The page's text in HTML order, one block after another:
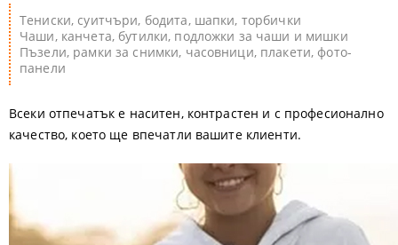
Тениски, суитчъри, бодита, шапки, торбички
Чаши, канчета, бутилки, подложки за чаши и мишки
Пъзели, рамки за снимки, часовници, плакети, фото-
панели
Всеки отпечатък е наситен, контрастен и с професионално
качество, което ще впечатли вашите клиенти.